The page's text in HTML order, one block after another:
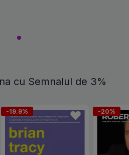
cu Semnalul de 3%
-19.9% -20%